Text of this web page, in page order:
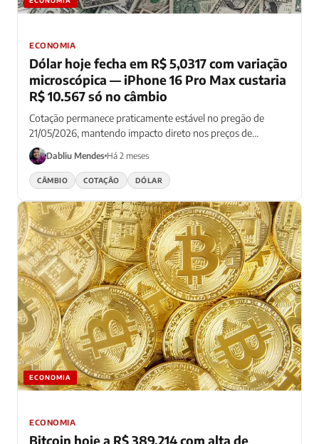
ECONOMIA
Dólar hoje fecha em R$ 5,0317 com variação
microscópica — iPhone 16 Pro Max custaria
R$ 10.567 só no câmbio
Cotação permanece praticamente estável no pregão de
21/05/2026, mantendo impacto direto nos preços de
produtos importados
Dabliu Mendes Há 2 meses
CÂMBIO COTAÇÃO DÓLAR
ECONOMIA
ECONOMIA
Bitcoin hoje a R$ 389.214 com alta de